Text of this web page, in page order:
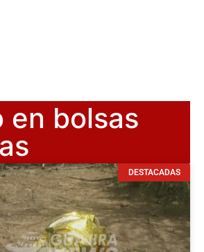
en bolsas
DESTACADAS